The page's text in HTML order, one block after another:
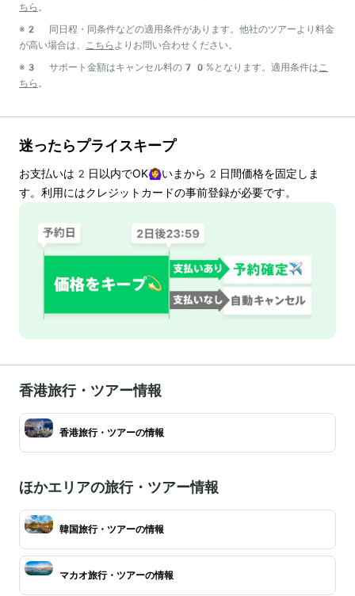
ちら 。
※2 同日程・同条件などの適用条件があります。他社のツアーより料金
が高い場合は、
こちら よりお問い合わせください。
※3 サポート金額はキャンセル料の70%となります。適用条件は こ
ちら 。
迷ったらプライスキープ
お支払いは 2 日以内でOK🙆‍♀️いまから 2 日間価格を固定しま
す。利用にはクレジットカードの事前登録が必要です。
香港旅行・ツアー情報
香港旅行・ツアーの情報
ほかエリアの旅行・ツアー情報
韓国旅行・ツアーの情報
マカオ旅行・ツアーの情報